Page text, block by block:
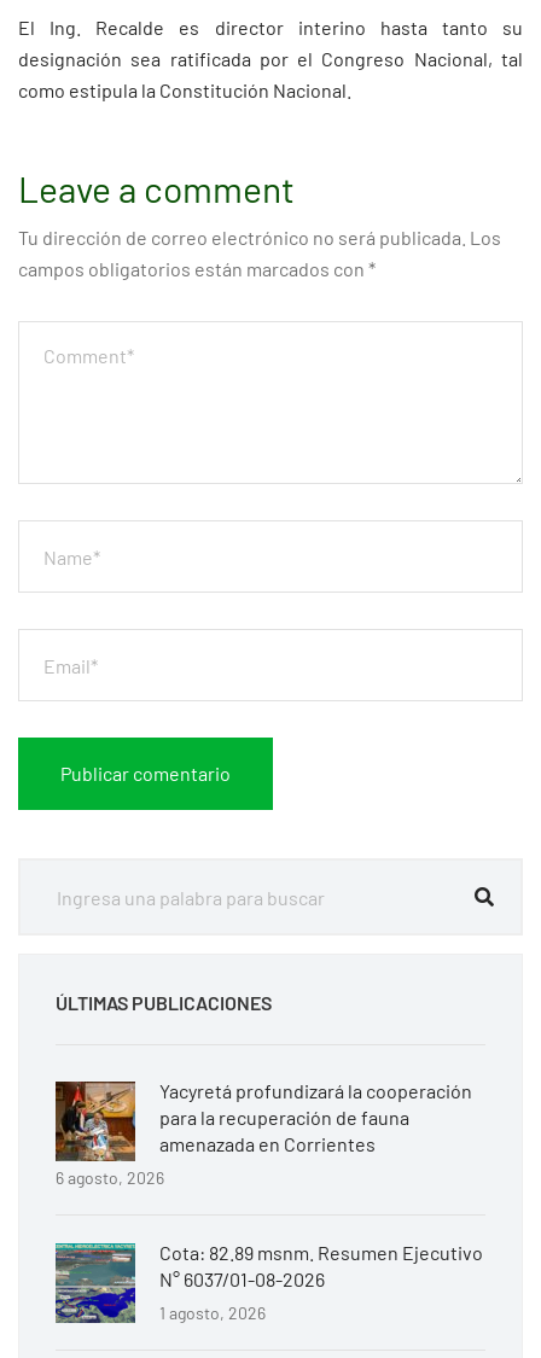
El Ing. Recalde es director interino hasta tanto su
designación sea ratificada por el Congreso Nacional, tal
como estipula la Constitución Nacional.
Leave a comment
Tu dirección de correo electrónico no será publicada. Los
campos obligatorios están marcados con *
ÚLTIMAS PUBLICACIONES
Yacyretá profundizará la cooperación
para la recuperación de fauna
amenazada en Corrientes
6 agosto, 2026
Cota: 82.89 msnm. Resumen Ejecutivo
N° 6037/01-08-2026
1 agosto, 2026